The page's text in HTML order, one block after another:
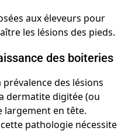
des boiteries